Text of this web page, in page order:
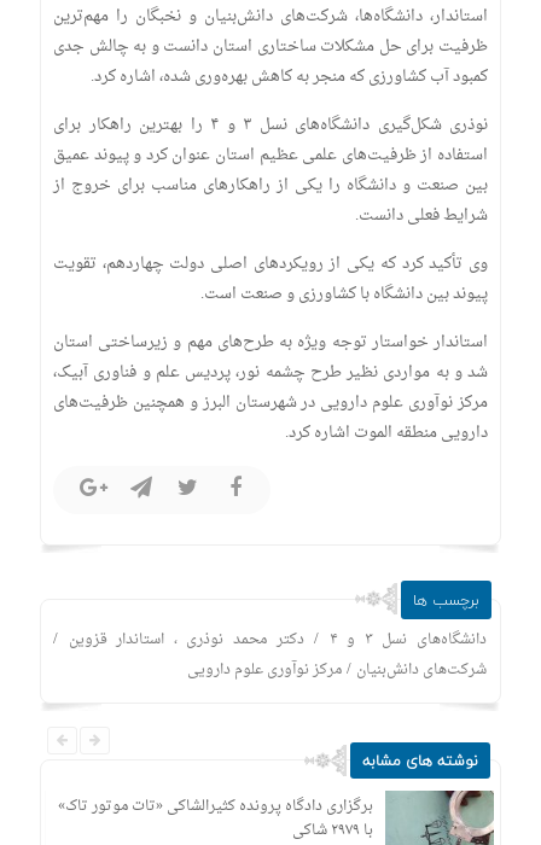
استاندار، دانشگاه‌ها، شرکت‌های دانش‌بنیان و نخبگان را مهم‌ترین
ظرفیت برای حل مشکلات ساختاری استان دانست و به چالش جدی
کمبود آب کشاورزی که منجر به کاهش بهره‌وری شده، اشاره کرد.
نوذری شکل‌گیری دانشگاه‌های نسل ۳ و ۴ را بهترین راهکار برای
استفاده از ظرفیت‌های علمی عظیم استان عنوان کرد و پیوند عمیق
بین صنعت و دانشگاه را یکی از راهکار‌های مناسب برای خروج از
شرایط فعلی دانست.
وی تأکید کرد که یکی از رویکرد‌های اصلی دولت چهاردهم، تقویت
پیوند بین دانشگاه با کشاورزی و صنعت است.
استاندار خواستار توجه ویژه به طرح‌های مهم و زیرساختی استان
شد و به مواردی نظیر طرح چشمه نور، پردیس علم و فناوری آبیک،
مرکز نوآوری علوم دارویی در شهرستان البرز و همچنین ظرفیت‌های
دارویی منطقه الموت اشاره کرد.
برچسب ها
دانشگاه‌های نسل ۳ و ۴
/ دکتر محمد نوذری ، استاندار قزوین /
شرکت‌های دانش‌بنیان /مرکز نوآوری علوم دارویی
نوشته های مشابه
برگزاری دادگاه پرونده کثیرالشاکی «تات موتور تاک»
با ۲۹۷۹ شاکی